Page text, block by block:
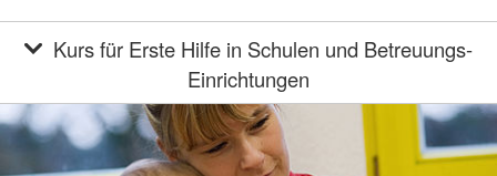
Einrichtungen